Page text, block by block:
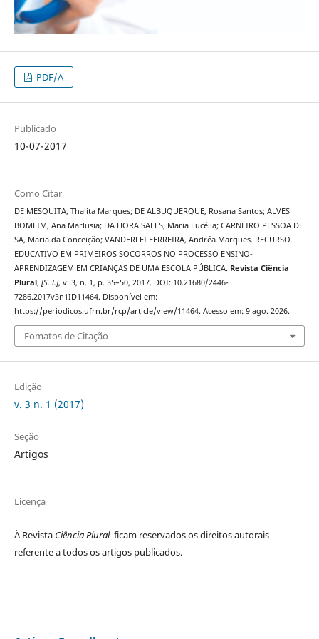
PDF/A
Publicado
10-07-2017
Como Citar
DE MESQUITA, Thalita Marques; DE ALBUQUERQUE, Rosana Santos; ALVES
BOMFIM, Ana Marlusia; DA HORA SALES, Maria Lucélia; CARNEIRO PESSOA DE
SA, Maria da Conceição; VANDERLEI FERREIRA, Andréa Marques. RECURSO
EDUCATIVO EM PRIMEIROS SOCORROS NO PROCESSO ENSINO-
APRENDIZAGEM EM CRIANÇAS DE UMA ESCOLA PÚBLICA. Revista Ciência
Plural, [S. l.], v. 3, n. 1, p. 35–50, 2017. DOI: 10.21680/2446-
7286.2017v3n1ID11464. Disponível em:
https://periodicos.ufrn.br/rcp/article/view/11464. Acesso em: 9 ago. 2026.
Fomatos de Citação
Edição
v. 3 n. 1 (2017)
Seção
Artigos
Licença
À Revista Ciência Plural ficam reservados os direitos autorais
referente a todos os artigos publicados.